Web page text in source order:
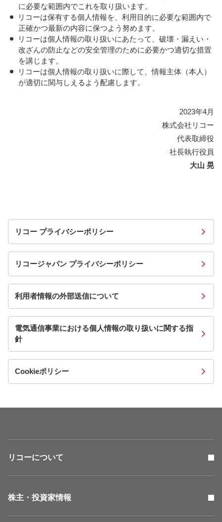
に必要な範囲内でこれを取り扱います。
リコーは保有する個人情報を、利用目的に必要な範囲内で
正確かつ最新の内容に保つよう努めます。
リコーは個人情報の取り扱いにあたって、破壊・漏えい・
改ざんの防止などの安全管理のために必要かつ適切な措置
を講じます。
リコーは個人情報の取り扱いに際して、情報主体（本人）
が適切に関与しえるよう配慮します。
2023年4月
株式会社リコー
代表取締役
社長執行役員
大山 晃
リコー プライバシーポリシー
リコージャパン プライバシーポリシー
利用者情報の外部送信について
電気通信事業における個人情報の取り扱いに関する指
針
Cookieポリシー
リコーについて
株主・投資家情報